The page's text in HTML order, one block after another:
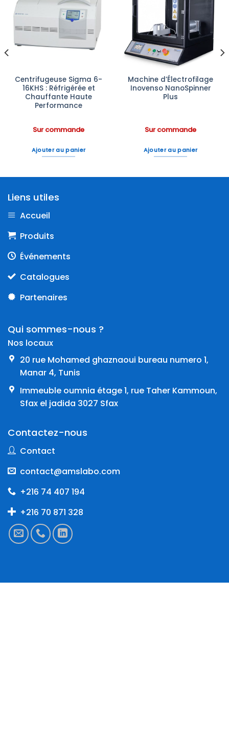
Ajouter
à la liste
d’envies
Centrifugeuse Sigma 6-
16KHS : Réfrigérée et
Chauffante Haute
Performance
Sur commande
Ajouter au panier
Ajouter
à la liste
d’envies
Machine d’Électrofilage
Inovenso NanoSpinner
Plus
Sur commande
Ajouter au panier
Liens utiles
Accueil
Produits
Événements
Catalogues
Partenaires
Qui sommes-nous ?
Nos locaux
20 rue Mohamed ghaznaoui bureau numero 1,
Manar 4, Tunis
Immeuble oumnia étage 1, rue Taher Kammoun,
Sfax el jadida 3027 Sfax
Contactez-nous
Contact
contact@amslabo.com
+216 74 407 194
+216 70 871 328